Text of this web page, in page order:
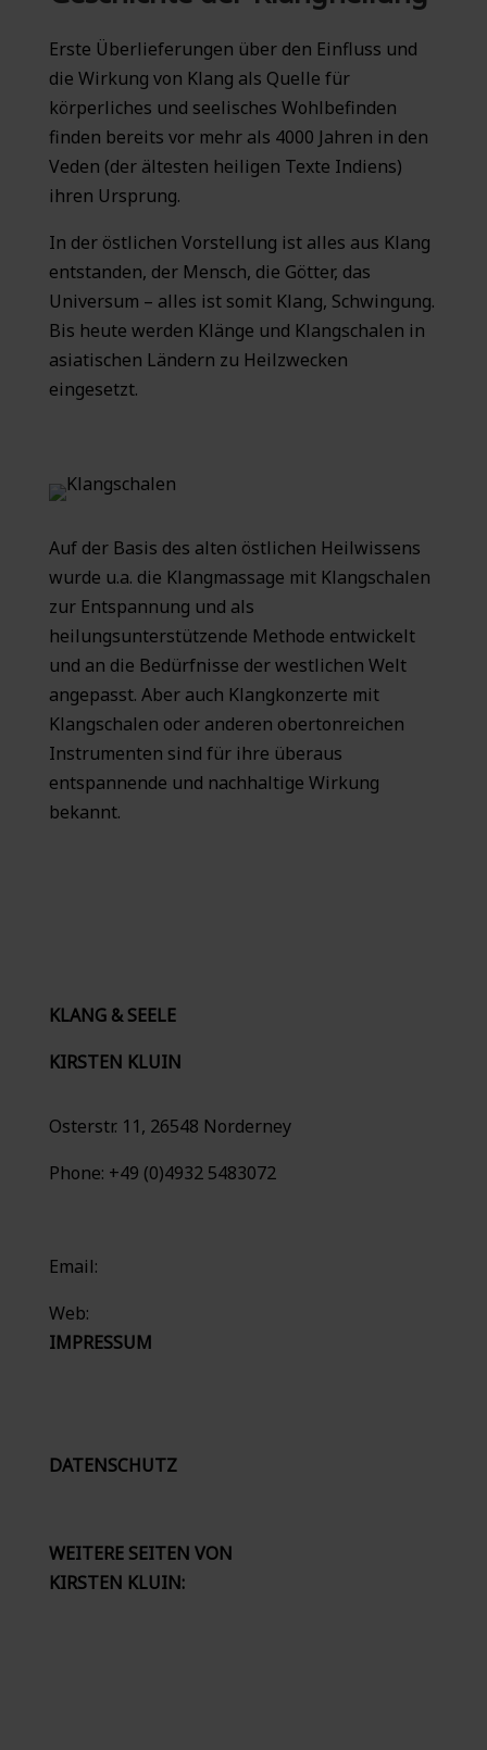
Erste Überlieferungen über den Einfluss und
die Wirkung von Klang als Quelle für
körperliches und seelisches Wohlbefinden
finden bereits vor mehr als 4000 Jahren in den
Veden (der ältesten heiligen Texte Indiens)
ihren Ursprung.
In der östlichen Vorstellung ist alles aus Klang
entstanden, der Mensch, die Götter, das
Universum – alles ist somit Klang, Schwingung.
Bis heute werden Klänge und Klangschalen in
asiatischen Ländern zu Heilzwecken
eingesetzt.
Auf der Basis des alten östlichen Heilwissens
wurde u.a. die Klangmassage mit Klangschalen
zur Entspannung und als
heilungsunterstützende Methode entwickelt
und an die Bedürfnisse der westlichen Welt
angepasst. Aber auch Klangkonzerte mit
Klangschalen oder anderen obertonreichen
Instrumenten sind für ihre überaus
entspannende und nachhaltige Wirkung
bekannt.
KLANG & SEELE
KIRSTEN KLUIN
Osterstr. 11, 26548 Norderney
Phone: +49 (0)4932 5483072
Email:
Web:
IMPRESSUM
DATENSCHUTZ
WEITERE SEITEN VON
KIRSTEN KLUIN: